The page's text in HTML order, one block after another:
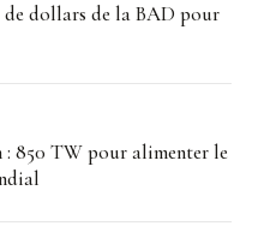
dollars de la BAD pour
850 TW pour alimenter le